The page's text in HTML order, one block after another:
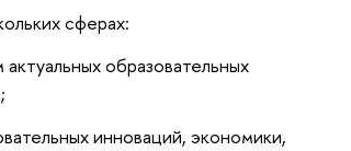
сферах:
образовательных
инноваций, экономики,